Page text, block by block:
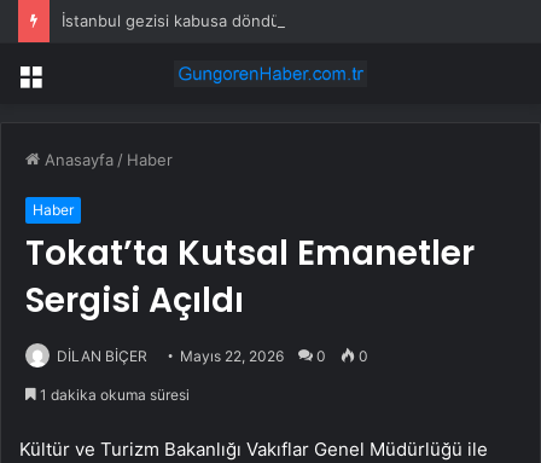
Menü
Anasayfa / Haber
Haber
Tokat’ta Kutsal Emanetler
Sergisi Açıldı
DİLAN BİÇER Mayıs 22, 2026 0 0
1 dakika okuma süresi
Kültür ve Turizm Bakanlığı Vakıflar Genel Müdürlüğü ile